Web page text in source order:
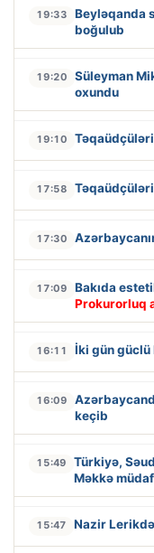
19:33
Beyləqanda
boğulub
19:20
Süleyman
oxundu
19:10
17:58 Təqaüdçüləri
17:30
17:09 Bakıda
Prokurorluq
16:11 İki gün güclü
16:09
keçib
15:49
Türkiyə,
Məkkə
15:47 Nazir